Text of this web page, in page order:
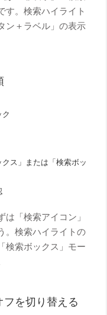
す。検索ハイライト
ン＋ラベル」の表示
ス」または「検索ボッ
は「検索アイコン」
。検索ハイライトの
検索ボックス」モー
を切り替える